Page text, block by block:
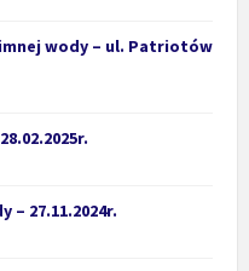
wody – ul. Patriotów
27.11.2024r.